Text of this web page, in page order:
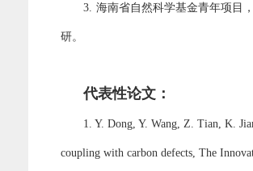
3. 海南省自然科学基金青年项目
研。
代表性论文 ：
1. Y. Dong, Y. Wang, Z. Tian, K.
coupling with carbon defects, The